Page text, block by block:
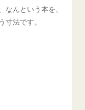
んという本を、
法です。